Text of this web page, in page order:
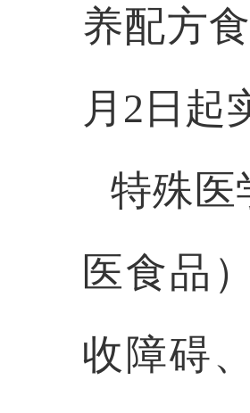
养配方
月2日起
特殊医
医食品
收障碍